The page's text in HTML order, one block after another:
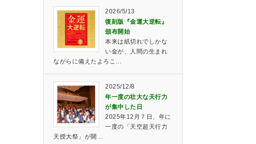
2026/5/13
復刻版『金運大逆転』
頒布開始
本来は紙切れでしかな
い金が、人間の生まれ
ながらに備えたよろこ…
2025/12/8
年一度の壮大な天行力
が集中した日
2025年12月７日、年に
一度の「天空超天行力
天授大祭」が開…